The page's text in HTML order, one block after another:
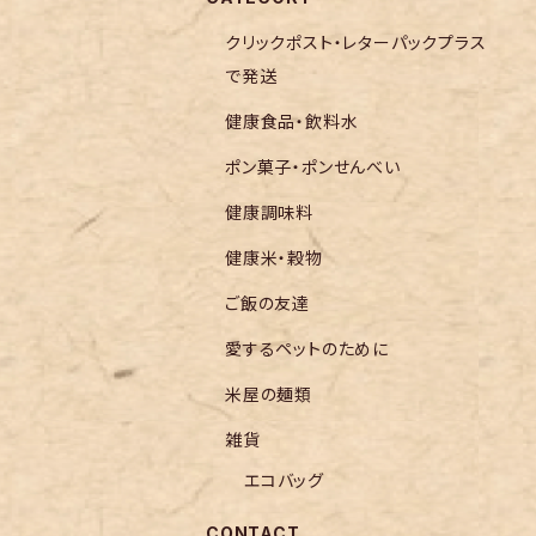
クリックポスト・レターパックプラス
で発送
健康食品・飲料水
ポン菓子・ポンせんべい
健康調味料
健康米・穀物
ご飯の友達
愛するペットのために
米屋の麺類
雑貨
エコバッグ